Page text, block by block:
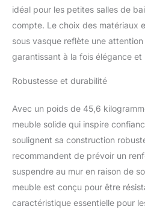
lofts
idéal pour les petites salles de
compte. Le choix des matériaux
sous vasque reflète une
garantissant à la fois élégance et
Robustesse et durabilité
Avec un poids de 45,6
meuble solide qui inspire
soulignent sa construction
recommandent de prévoir un
suspendre au mur en raison de
meuble est conçu pour être
caractéristique essentielle pour